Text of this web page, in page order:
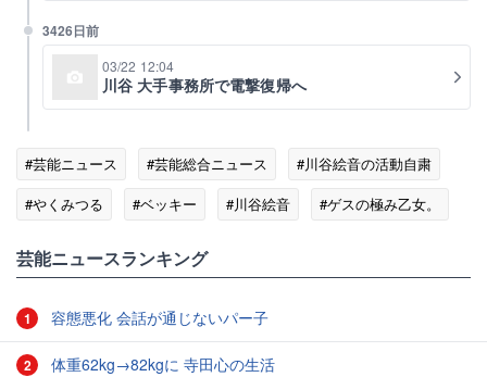
3426日前
03/22 12:04
川谷 大手事務所で電撃復帰へ
#芸能ニュース #芸能総合ニュース
#川谷絵音の活動自粛
#やくみつる
#ベッキー #川谷絵音 #ゲスの極み乙女。
芸能ニュースランキング
1 容態悪化 会話が通じないパー子
2 体重62kg→82kgに 寺田心の生活